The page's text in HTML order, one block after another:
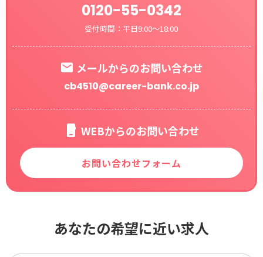
0120-55-0342
受付時間：平日9:00～18:00
メールからのお問い合わせ
cb4510@career-bank.co.jp
WEBからのお問い合わせ
お問い合わせフォーム
あなたの希望に近い求人